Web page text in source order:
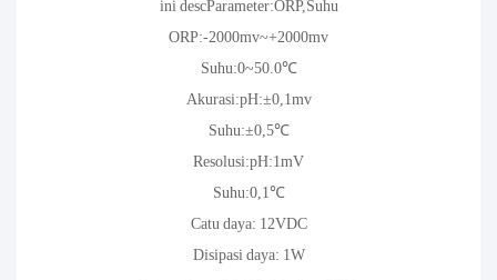
ini descParameter:ORP,Suhu
ORP:-2000mv~+2000mv
Suhu:0~50.0℃
Akurasi:pH:±0,1mv
Suhu:±0,5℃
Resolusi:pH:1mV
Suhu:0,1℃
Catu daya: 12VDC
Disipasi daya: 1W